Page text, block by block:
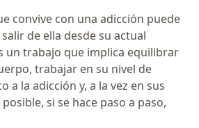
convive con una adicción puede
de ella desde su actual
un trabajo que implica equilibrar
trabajar en su nivel de
a la adicción y, a la vez en sus
si se hace paso a paso,